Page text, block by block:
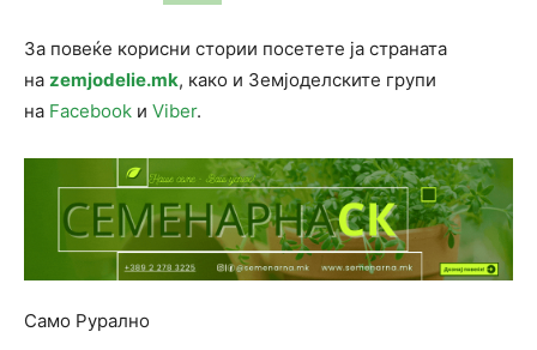
За повеќе корисни стории посетете ја страната
на zemjodelie.mk, како и Земјоделските групи
на Facebook и Viber.
Само Рурално